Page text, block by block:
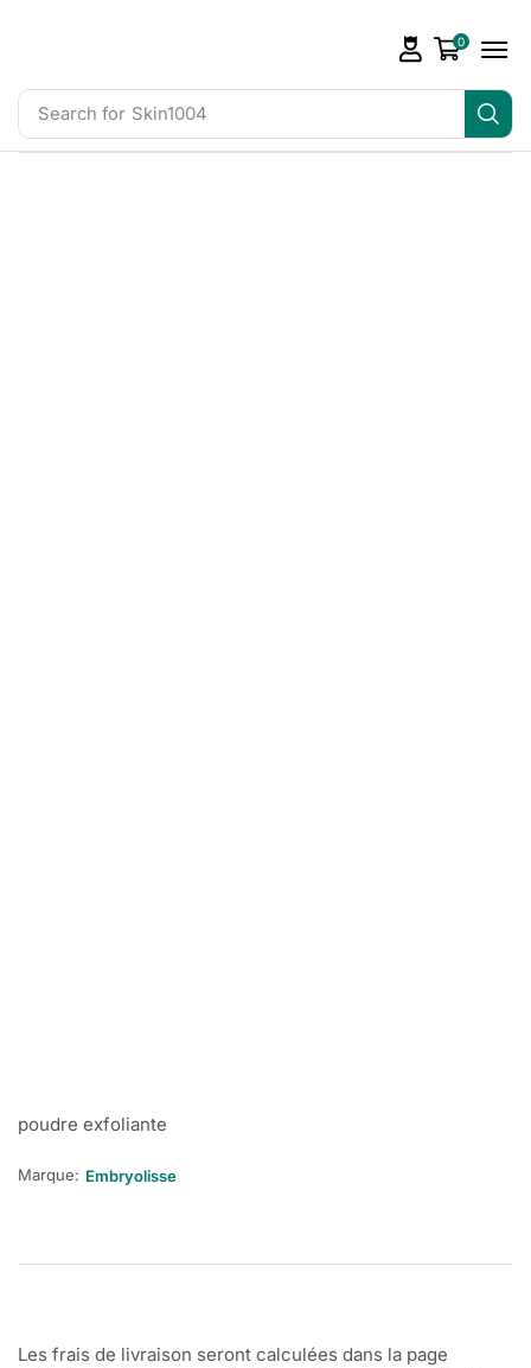
Search for Skin1004
0
poudre exfoliante
Marque: Embryolisse
Les frais de livraison seront calculées dans la page